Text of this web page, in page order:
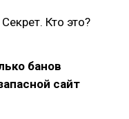
Кто это?
банов
сайт